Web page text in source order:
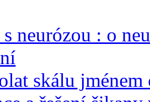
neurózou : o
skálu jménem